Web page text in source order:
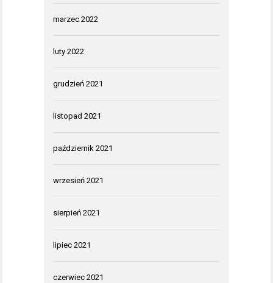
marzec 2022
luty 2022
grudzień 2021
listopad 2021
październik 2021
wrzesień 2021
sierpień 2021
lipiec 2021
czerwiec 2021